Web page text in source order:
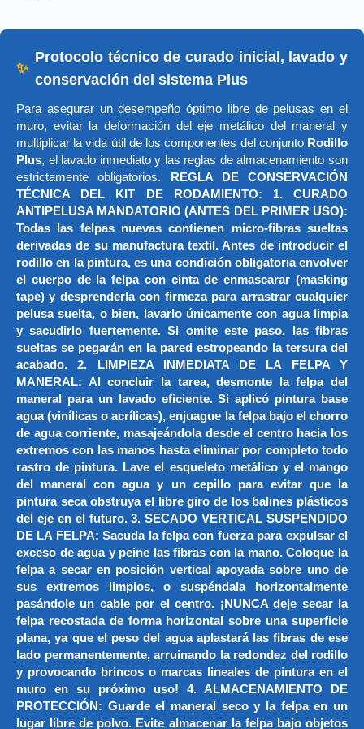
✨
Protocolo técnico de curado inicial, lavado y
conservación del sistema Plus
Para asegurar un desempeño óptimo libre de pelusas en el
muro, evitar la deformación del eje metálico del maneral y
multiplicar la vida útil de los componentes del conjunto Rodillo
Plus, el lavado inmediato y las reglas de almacenamiento son
estrictamente obligatorios.
REGLA DE CONSERVACIÓN
TÉCNICA DEL KIT DE RODAMIENTO: 1. CURADO
ANTIPELUSA MANDATORIO (ANTES DEL PRIMER USO):
Todas las felpas nuevas contienen micro-fibras sueltas
derivadas de su manufactura textil. Antes de introducir el
rodillo en la pintura, es una condición obligatoria envolver
el cuerpo de la felpa con cinta de enmascarar (masking
tape) y desprenderla con firmeza para arrastrar cualquier
pelusa suelta, o bien, lavarlo únicamente con agua limpia
y sacudirlo fuertemente. Si omite este paso, las fibras
sueltas se pegarán en la pared estropeando la tersura del
acabado. 2. LIMPIEZA INMEDIATA DE LA FELPA Y
MANERAL: Al concluir la tarea, desmonte la felpa del
maneral para un lavado eficiente. Si aplicó pintura base
agua (vinílicas o acrílicas), enjuague la felpa bajo el chorro
de agua corriente, masajeándola desde el centro hacia los
extremos con las manos hasta eliminar por completo todo
rastro de pintura. Lave el esqueleto metálico y el mango
del maneral con agua y un cepillo para evitar que la
pintura seca obstruya el libre giro de los balines plásticos
del eje en el futuro. 3. SECADO VERTICAL SUSPENDIDO
DE LA FELPA: Sacuda la felpa con fuerza para expulsar el
exceso de agua y peine las fibras con la mano. Coloque la
felpa a secar en posición vertical apoyada sobre uno de
sus extremos limpios, o suspéndala horizontalmente
pasándole un cable por el centro. ¡NUNCA deje secar la
felpa recostada de forma horizontal sobre una superficie
plana, ya que el peso del agua aplastará las fibras de ese
lado permanentemente, arruinando la redondez del rodillo
y provocando brincos o marcas lineales de pintura en el
muro en su próximo uso! 4. ALMACENAMIENTO DE
PROTECCIÓN: Guarde el maneral seco y la felpa en un
lugar libre de polvo. Evite almacenar la felpa bajo objetos